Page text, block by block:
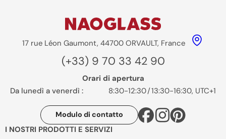
17 rue Léon Gaumont, 44700 ORVAULT, France
(+33) 9 70 33 42 90
Orari di apertura
Da lunedì a venerdì :
8:30-12:30/13:30-16:30, UTC+1
Modulo di contatto
I NOSTRI PRODOTTI E SERVIZI